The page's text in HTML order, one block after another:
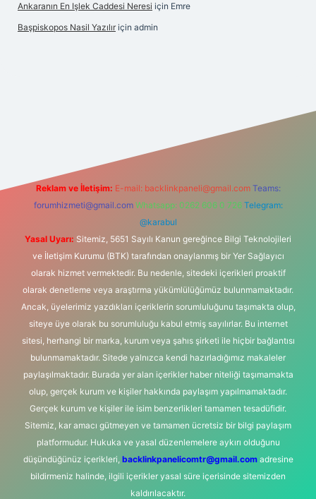
Ankaranın En Işlek Caddesi Neresi için Emre
Başpiskopos Nasil Yazılır için admin
Reklam ve İletişim: E-mail: backlinkpaneli@gmail.com Teams:
forumhizmeti@gmail.com Whatsapp: 0262 606 0 726 Telegram:
@karabul
Yasal Uyarı: Sitemiz, 5651 Sayılı Kanun gereğince Bilgi Teknolojileri
ve İletişim Kurumu (BTK) tarafından onaylanmış bir Yer Sağlayıcı
olarak hizmet vermektedir. Bu nedenle, sitedeki içerikleri proaktif
olarak denetleme veya araştırma yükümlülüğümüz bulunmamaktadır.
Ancak, üyelerimiz yazdıkları içeriklerin sorumluluğunu taşımakta olup,
siteye üye olarak bu sorumluluğu kabul etmiş sayılırlar. Bu internet
sitesi, herhangi bir marka, kurum veya şahıs şirketi ile hiçbir bağlantısı
bulunmamaktadır. Sitede yalnızca kendi hazırladığımız makaleler
paylaşılmaktadır. Burada yer alan içerikler haber niteliği taşımamakta
olup, gerçek kurum ve kişiler hakkında paylaşım yapılmamaktadır.
Gerçek kurum ve kişiler ile isim benzerlikleri tamamen tesadüfidir.
Sitemiz, kar amacı gütmeyen ve tamamen ücretsiz bir bilgi paylaşım
platformudur. Hukuka ve yasal düzenlemelere aykırı olduğunu
düşündüğünüz içerikleri, backlinkpanelicomtr@gmail.comadresine
bildirmeniz halinde, ilgili içerikler yasal süre içerisinde sitemizden
kaldırılacaktır.